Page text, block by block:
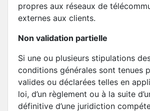
propres aux réseaux de
externes aux clients.
Non validation partielle
Si une ou plusieurs stipulations
conditions générales sont tenues
valides ou déclarées telles en
loi, d’un règlement ou à la suite
définitive d’une juridiction